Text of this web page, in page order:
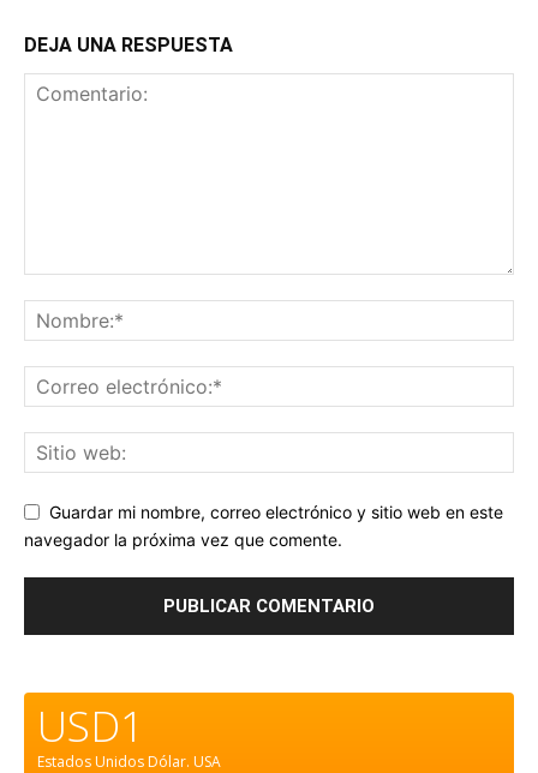
DEJA UNA RESPUESTA
Guardar mi nombre, correo electrónico y sitio web en este
navegador la próxima vez que comente.
USD1
Estados Unidos Dólar. USA